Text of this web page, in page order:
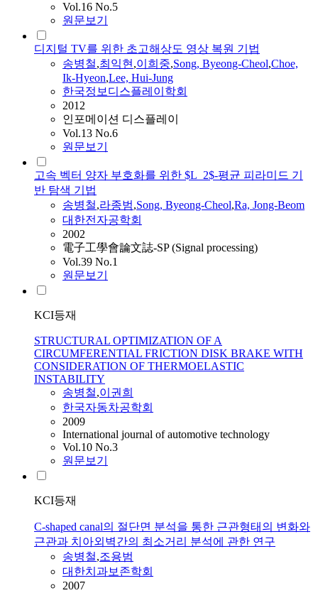
Vol.16 No.5
원문보기
디지털 TV를 위한 초고해상도 영상 복원 기법
송병철,최익현,이희중,Song, Byeong-Cheol,Choe,
Ik-Hyeon,Lee, Hui-Jung
한국정보디스플레이학회
2012
인포메이션 디스플레이
Vol.13 No.6
원문보기
고속 벡터 양자 부호화를 위한 $L_2$-평균 피라미드 기
반 탐색 기법
송병철,라종범,Song, Byeong-Cheol,Ra, Jong-Beom
대한전자공학회
2002
電子工學會論文誌-SP (Signal processing)
Vol.39 No.1
원문보기
KCI등재
STRUCTURAL OPTIMIZATION OF A
CIRCUMFERENTIAL FRICTION DISK BRAKE WITH
CONSIDERATION OF THERMOELASTIC
INSTABILITY
송병철,이권희
한국자동차공학회
2009
International journal of automotive technology
Vol.10 No.3
원문보기
KCI등재
C-shaped canal의 절단면 분석을 통한 근관형태의 변화와
근관과 치아외벽간의 최소거리 분석에 관한 연구
송병철,조용범
대한치과보존학회
2007